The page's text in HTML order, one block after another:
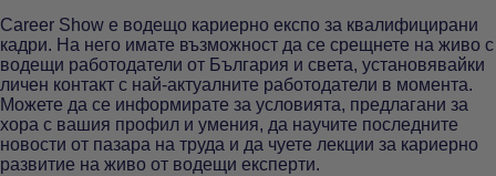
Career Show е водещо кариерно експо за квалифицирани
кадри. На него имате възможност да се срещнете на живо с
водещи работодатели от България и света, установявайки
личен контакт с най-актуалните работодатели в момента.
Можете да се информирате за условията, предлагани за
хора с вашия профил и умения, да научите последните
новости от пазара на труда и да чуете лекции за кариерно
развитие на живо от водещи експерти.